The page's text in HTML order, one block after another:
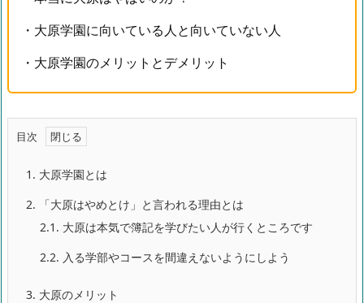
・大原学園に向いている人と向いていない人
・大原学園のメリットとデメリット
目次
1. 大原学園とは
2. 「大原はやめとけ」と言われる理由とは
2.1. 大原は本気で簿記を学びたい人が行くところです
2.2. 入る学部やコースを間違えないようにしよう
3. 大原のメリット